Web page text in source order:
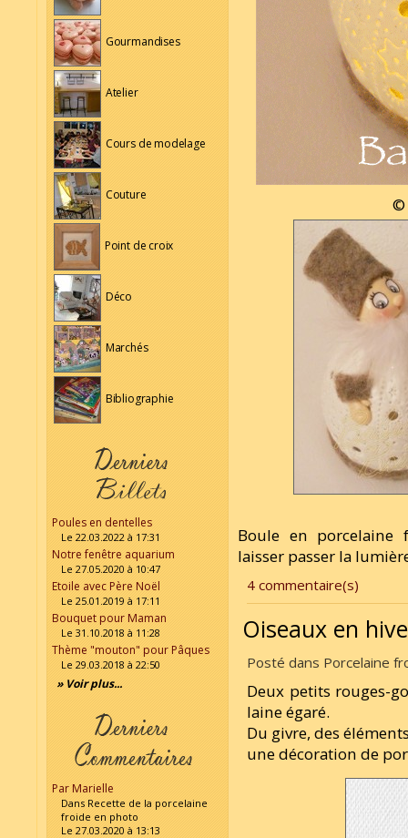
Gourmandises
Atelier
Cours de modelage
Couture
Point de croix
Déco
Marchés
Bibliographie
Poules en dentelles
Le 22.03.2022 à 17:31
Notre fenêtre aquarium
Le 27.05.2020 à 10:47
Etoile avec Père Noël
Le 25.01.2019 à 17:11
Bouquet pour Maman
Le 31.10.2018 à 11:28
Thème "mouton" pour Pâques
Le 29.03.2018 à 22:50
» Voir plus...
Par Marielle
Dans Recette de la porcelaine
froide en photo
Le 27.03.2020 à 13:13
©
Boule en porcelaine
laisser passer la
4 commentaire(s)
Oiseaux en
Posté dans Porcelaine
Deux petits rouges-
laine égaré.
Du givre, des
une décoration de